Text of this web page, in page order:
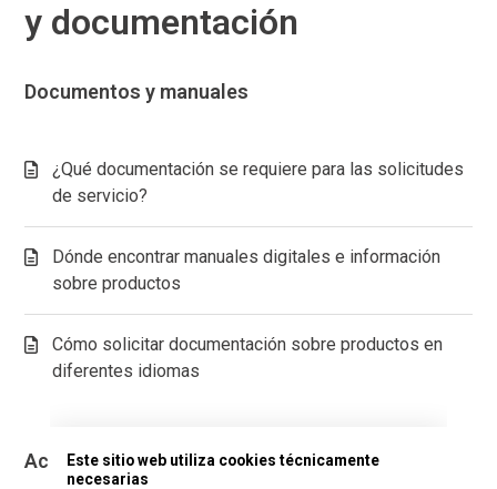
y documentación
Documentos y manuales
¿Qué documentación se requiere para las solicitudes
de servicio?
Dónde encontrar manuales digitales e información
sobre productos
Cómo solicitar documentación sobre productos en
diferentes idiomas
Accesibilidad y embalaje
Este sitio web utiliza cookies técnicamente
necesarias